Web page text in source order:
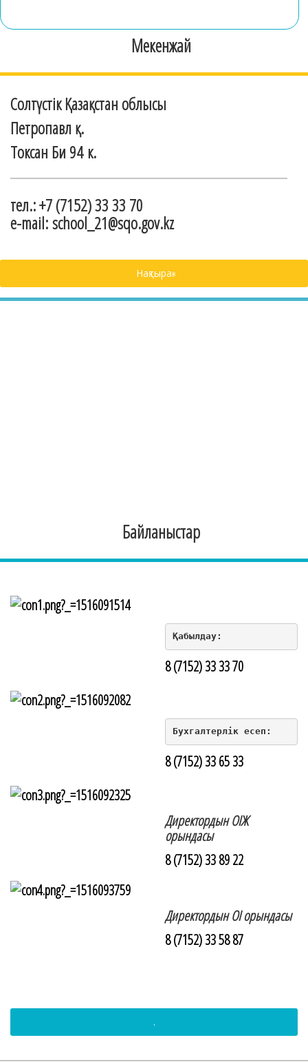
Мекенжай
Солтүстік Қазақстан облысы
Петропавл қ.
Токсан Би 94 к.
тел.: +7 (7152) 33 33 70
e-mail: school_21@sqo.gov.kz
Нақтырақ
Байланыстар
Қабылдау:
8 (7152) 33 33 70
Бухгалтерлік есеп:
8 (7152) 33 65 33
Директордын ОІЖ
орындасы
8 (7152) 33 89 22
Директордын ОІ орындасы
8 (7152) 33 58 87
.